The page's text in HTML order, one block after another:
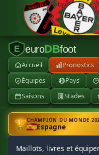
E euroDBfoot
Accueil Pronostics
Équipes
Pays
Saisons
Stades
🏆CHAMPION DU MONDE
Espagne
Maillots, livres et